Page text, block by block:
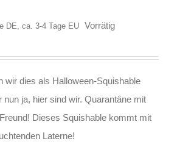
DE, ca. 3-4 Tage EU
Vorrätig
wir dies als Halloween-Squishable
nun ja, hier sind wir. Quarantäne mit
Dieses Squishable kommt mit
Laterne!